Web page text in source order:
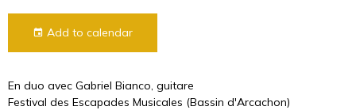
Add to calendar
En duo avec Gabriel Bianco, guitare
Festival des Escapades Musicales (Bassin d'Arcachon)